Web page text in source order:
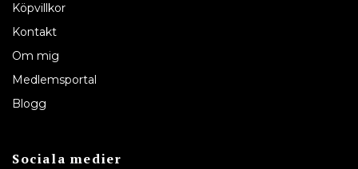
Köpvillkor
Kontakt
Om mig
Medlemsportal
Blogg
Sociala medier